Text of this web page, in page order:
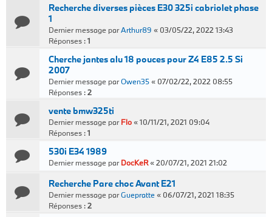
Recherche diverses pièces E30 325i cabriolet phase
1
Dernier message parArthur89 « 03/05/22, 2022 13:43
Réponses :1
Cherche jantes alu 18 pouces pour Z4 E85 2.5 Si
2007
Dernier message parOwen35« 07/02/22, 2022 08:55
Réponses :2
vente bmw325ti
Dernier message parFlo«10/11/21, 2021 09:04
Réponses :1
530i E34 1989
Dernier message parDocKeR«20/07/21, 2021 21:02
Recherche Pare choc Avant E21
Dernier message parGuepratte« 06/07/21, 2021 18:35
Réponses :2